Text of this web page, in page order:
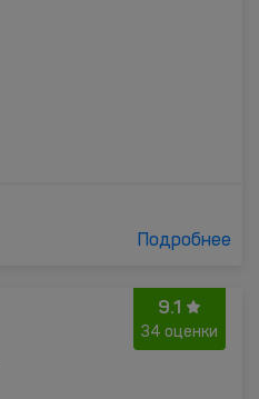
Подробнее
9.1
34 оценки